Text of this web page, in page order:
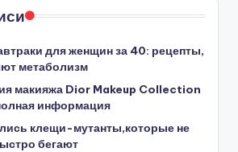
для женщин за 40: рецепты,
метаболизм
макияжа Dior Makeup Collection
информация
клещи-мутанты,которые не
бегают